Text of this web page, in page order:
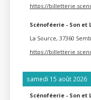
https://
Scénoféerie - Son et
La Source, 37360
https://
samedi 15 août 2026
Scénoféerie - Son et